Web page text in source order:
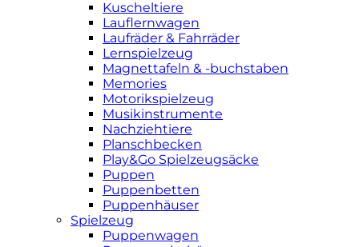
Kuscheltiere
Lauflernwagen
Laufräder & Fahrräder
Lernspielzeug
Magnettafeln & -buchstaben
Memories
Motorikspielzeug
Musikinstrumente
Nachziehtiere
Planschbecken
Play&Go Spielzeugsäcke
Puppen
Puppenbetten
Puppenhäuser
Spielzeug
Puppenwagen